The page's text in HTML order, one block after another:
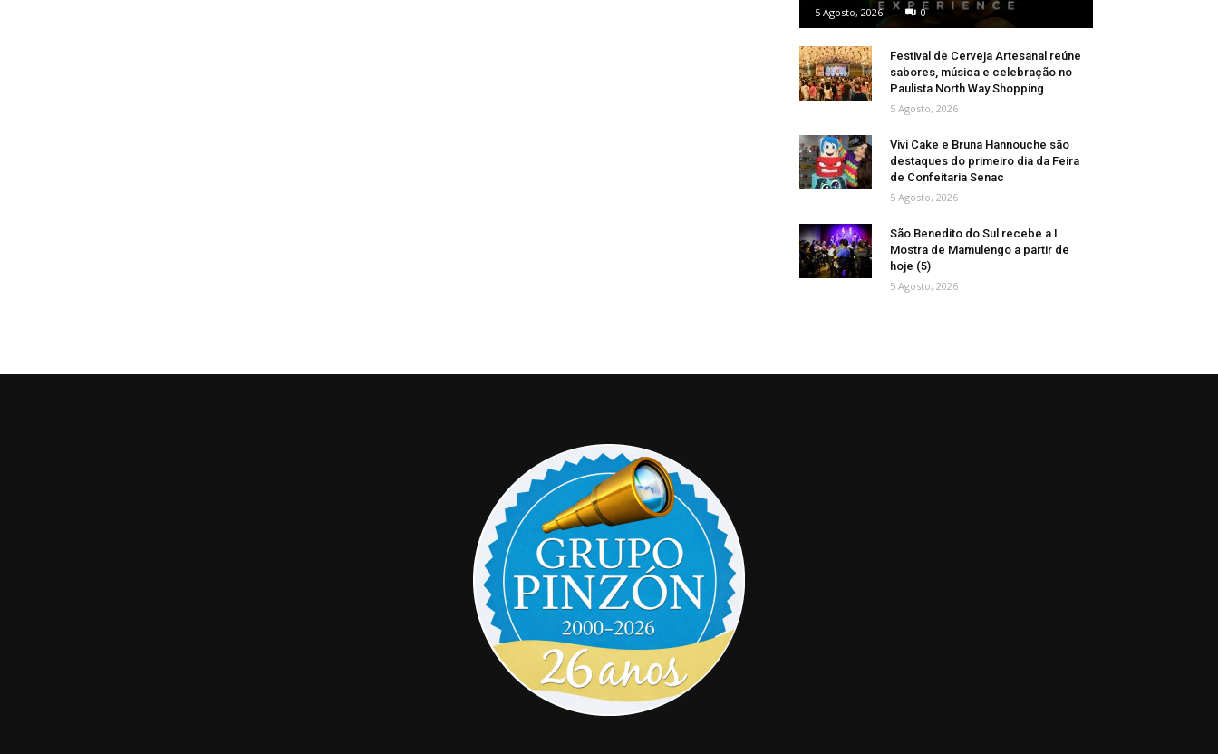
5 Agosto, 2026 0
Festival de Cerveja Artesanal reúne
sabores, música e celebração no
Paulista North Way Shopping
5 Agosto, 2026
Vivi Cake e Bruna Hannouche são
destaques do primeiro dia da Feira
de Confeitaria Senac
5 Agosto, 2026
São Benedito do Sul recebe a I
Mostra de Mamulengo a partir de
hoje (5)
5 Agosto, 2026